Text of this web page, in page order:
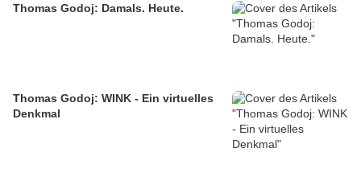
Thomas Godoj: Damals. Heute.
Thomas Godoj: WINK - Ein virtuelles
Denkmal